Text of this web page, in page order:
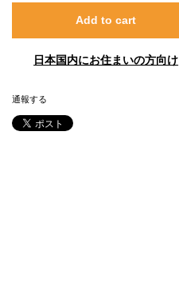
Add to cart
日本国内にお住まいの方向け
通報する